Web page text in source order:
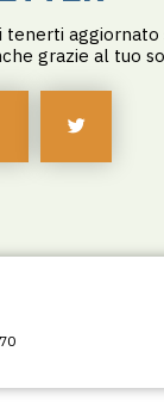
tenerti
grazie al tuo